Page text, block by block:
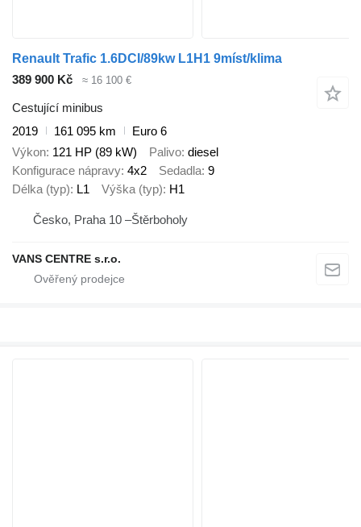
Renault Trafic 1.6DCI/89kw L1H1 9míst/klima
389 900 Kč
≈ 16 100 €
Cestující minibus
2019
161 095 km
Euro 6
Výkon 121 HP (89 kW) Palivo diesel
Konfigurace nápravy 4x2 Sedadla 9
Délka (typ) L1 Výška (typ) H1
Česko, Praha 10 –Štěrboholy
VANS CENTRE s.r.o.